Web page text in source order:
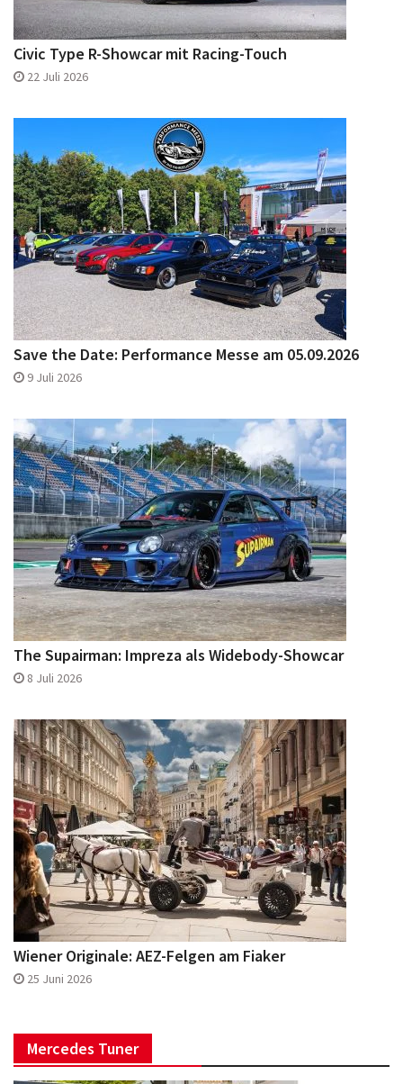
Civic Type R-Showcar mit Racing-Touch
22 Juli 2026
Save the Date: Performance Messe am 05.09.2026
9 Juli 2026
The Supairman: Impreza als Widebody-Showcar
8 Juli 2026
Wiener Originale: AEZ-Felgen am Fiaker
25 Juni 2026
Mercedes Tuner